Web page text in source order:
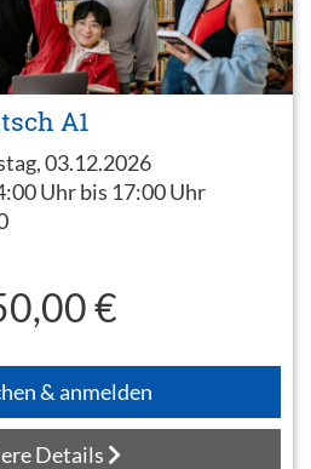
A1
03.12.2026
Uhr bis 17:00 Uhr
€
& anmelden
Details